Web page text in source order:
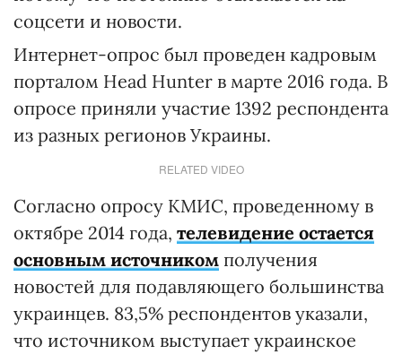
соцсети и новости.
Интернет-опрос был проведен кадровым
порталом Head Hunter в марте 2016 года. В
опросе приняли участие 1392 респондента
из разных регионов Украины.
RELATED VIDEO
Согласно опросу КМИС, проведенному в
октябре 2014 года, телевидение остается
основным источником получения
новостей для подавляющего большинства
украинцев. 83,5% респондентов указали,
что источником выступает украинское